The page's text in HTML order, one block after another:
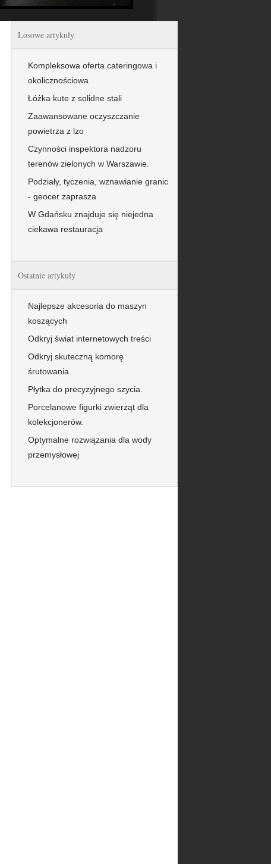
Losowe artykuły
Kompleksowa oferta cateringowa i
okolicznościowa
Łóżka kute z solidne stali
Zaawansowane oczyszczanie
powietrza z lzo
Czynności inspektora nadzoru
terenów zielonych w Warszawie.
Podziały, tyczenia, wznawianie granic
- geocer zaprasza
W Gdańsku znajduje się niejedna
ciekawa restauracja
Ostatnie artykuły
Najlepsze akcesoria do maszyn
koszących
Odkryj świat internetowych treści
Odkryj skuteczną komorę
śrutowania.
Płytka do precyzyjnego szycia.
Porcelanowe figurki zwierząt dla
kolekcjonerów.
Optymalne rozwiązania dla wody
przemysłowej